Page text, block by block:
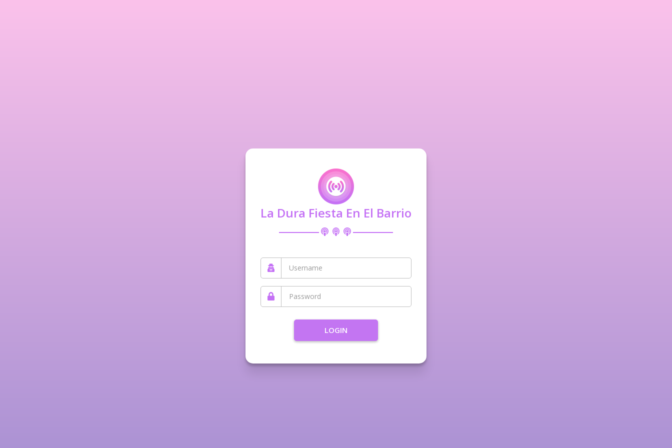
La Dura Fiesta En El Barrio